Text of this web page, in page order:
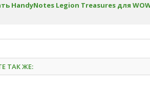
HandyNotes Legion Treasures для
ТАК ЖЕ: